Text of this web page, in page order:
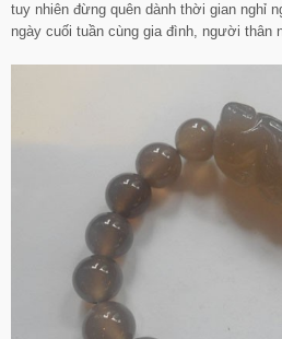
tuy nhiên đừng quên dành thời gian nghỉ
ngày cuối tuần cùng gia đình, người thân